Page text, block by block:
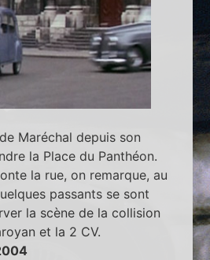
Maréchal depuis son
la Place du Panthéon.
la rue, on remarque, au
passants se sont
la scène de la collision
et la 2 CV.